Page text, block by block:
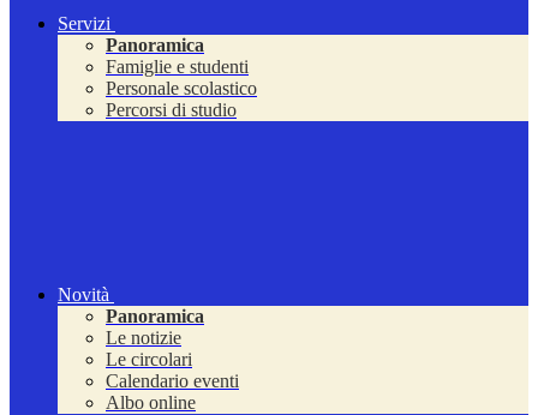
Servizi
Panoramica
Famiglie e studenti
Personale scolastico
Percorsi di studio
Novità
Panoramica
Le notizie
Le circolari
Calendario eventi
Albo online